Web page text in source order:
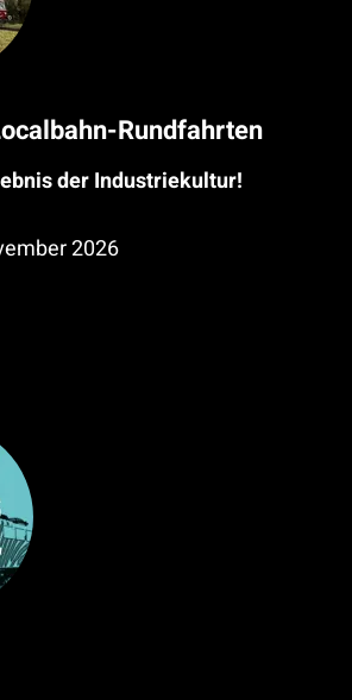
Rundfahrten
der Industriekultur!
2026